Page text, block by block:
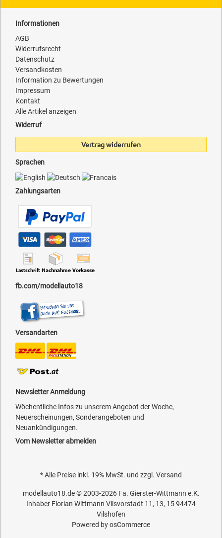
Informationen
AGB
Widerrufsrecht
Datenschutz
Versandkosten
Information zu Bewertungen
Impressum
Kontakt
Alle Artikel anzeigen
Widerruf
Vertrag widerrufen
Sprachen
Zahlungsarten
fb.com/modellauto18
Versandarten
Newsletter Anmeldung
Wöchentliche Infos zu unserem Angebot der Woche,
Neuerscheinungen, Sonderangeboten und
Neuankündigungen.
Vom Newsletter abmelden
* Alle Preise inkl. 19% MwSt. und zzgl. Versand
modellauto18.de© 2003-2026 Fa. Gierster-Wittmann e.K.
Inhaber Florian Wittmann Vilsvorstadt 11, 13, 15 94474
Vilshofen
Powered byosCommerce